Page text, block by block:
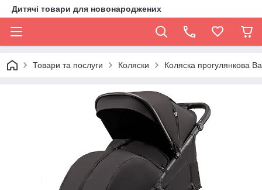
Дитячі товари для новонароджених
Товари та послуги Коляски Коляска прогулянкова